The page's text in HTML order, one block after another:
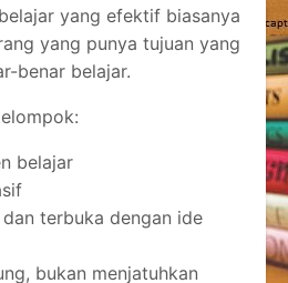
yang efektif biasanya
yang punya tujuan yang
benar belajar.
belajar
terbuka dengan ide
bukan menjatuhkan